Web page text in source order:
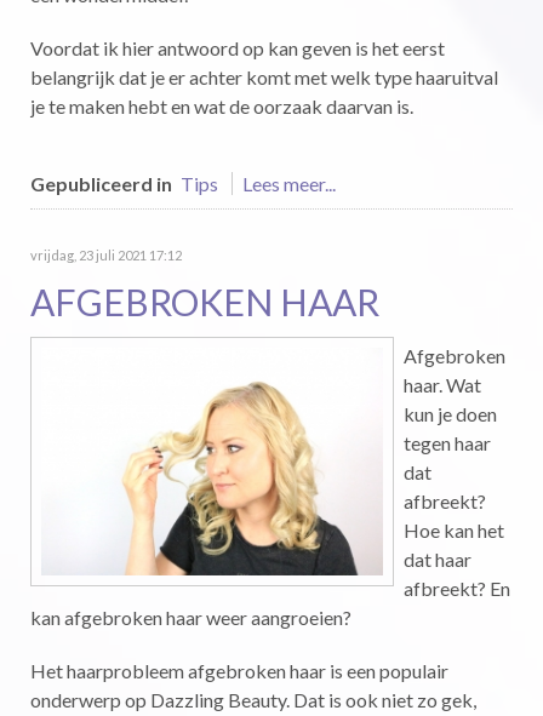
Voordat ik hier antwoord op kan geven is het eerst
belangrijk dat je er achter komt met welk type haaruitval
je te maken hebt en wat de oorzaak daarvan is.
Gepubliceerd in Tips Lees meer...
vrijdag, 23 juli 2021 17:12
AFGEBROKEN HAAR
Afgebroken
haar. Wat
kun je doen
tegen haar
dat
afbreekt?
Hoe kan het
dat haar
afbreekt? En
kan afgebroken haar weer aangroeien?
Het haarprobleem afgebroken haar is een populair
onderwerp op Dazzling Beauty. Dat is ook niet zo gek,